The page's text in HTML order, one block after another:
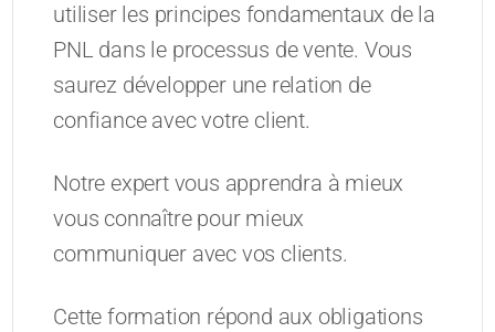
utiliser les principes fondamentaux de la
PNL dans le processus de vente. Vous
saurez développer une relation de
confiance avec votre client.
Notre expert vous apprendra à mieux
vous connaître pour mieux
communiquer avec vos clients.
Cette formation répond aux obligations